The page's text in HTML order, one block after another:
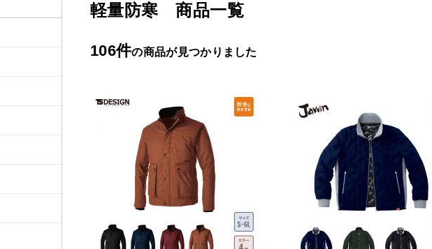
軽量防寒 商品一覧
106件の商品が見つかりました